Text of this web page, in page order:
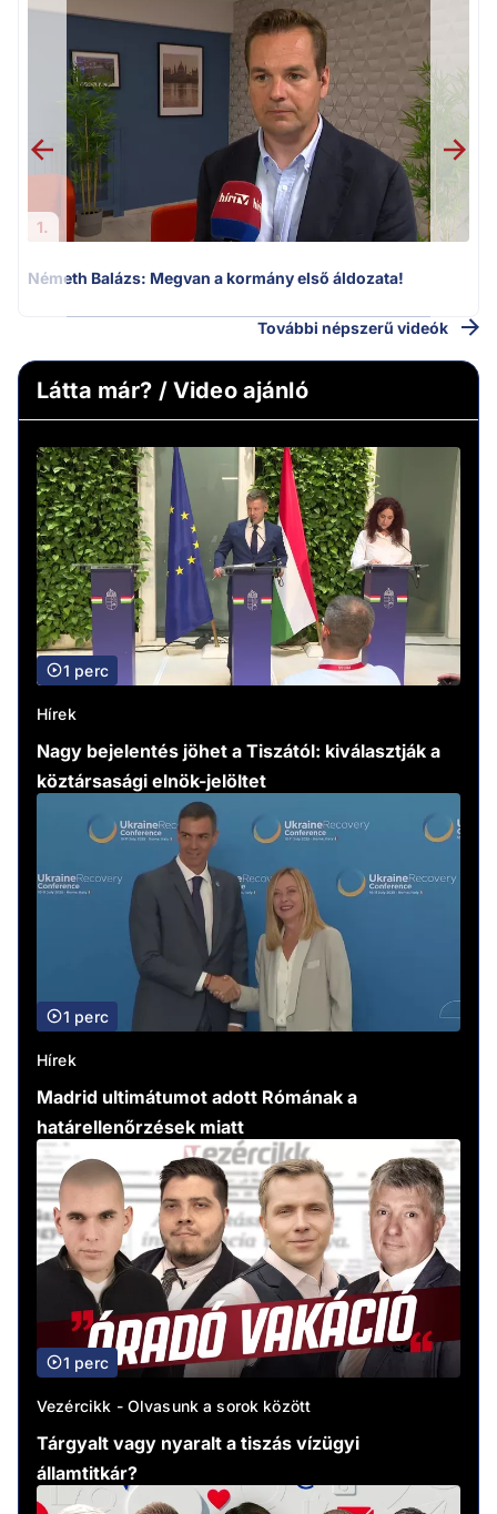
1.
Németh Balázs: Megvan a kormány első áldozata!
További népszerű videók
Látta már? / Video ajánló
1 perc
Hírek
Nagy bejelentés jöhet a Tiszától: kiválasztják a
köztársasági elnök-jelöltet
1 perc
Hírek
Madrid ultimátumot adott Rómának a
határellenőrzések miatt
1 perc
Vezércikk - Olvasunk a sorok között
Tárgyalt vagy nyaralt a tiszás vízügyi
államtitkár?